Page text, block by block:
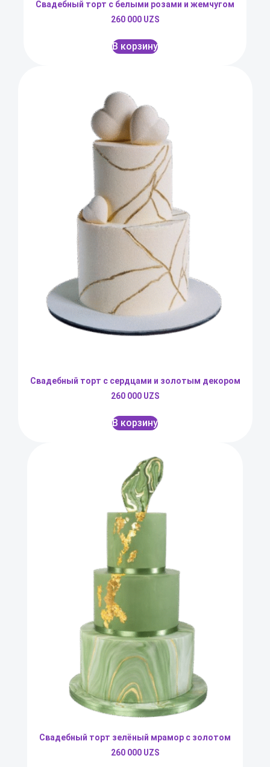
Свадебный торт с белыми розами и жемчугом
260 000 UZS
В корзину
Свадебный торт с сердцами и золотым декором
260 000 UZS
В корзину
Свадебный торт зелёный мрамор с золотом
260 000 UZS